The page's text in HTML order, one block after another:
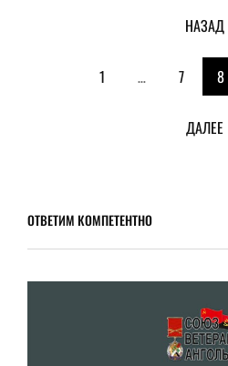
</span>
НАЗАД
1 … 7 8
ДАЛЕЕ
ОТВЕТИМ КОМПЕТЕНТНО